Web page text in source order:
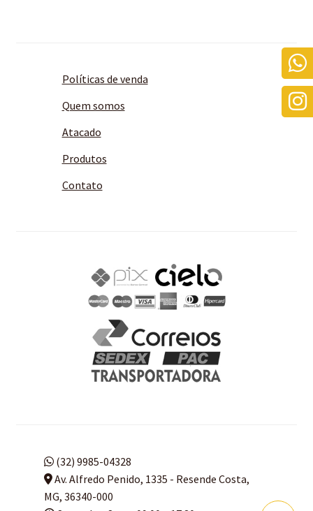
Políticas de venda
Quem somos
Atacado
Produtos
Contato
(32) 9985-04328
Av. Alfredo Penido, 1335 - Resende Costa,
MG, 36340-000